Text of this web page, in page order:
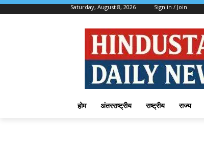
Saturday, August 8, 2026 Sign in / Join
होम अंतरराष्ट्रीय राष्ट्रीय राज्य